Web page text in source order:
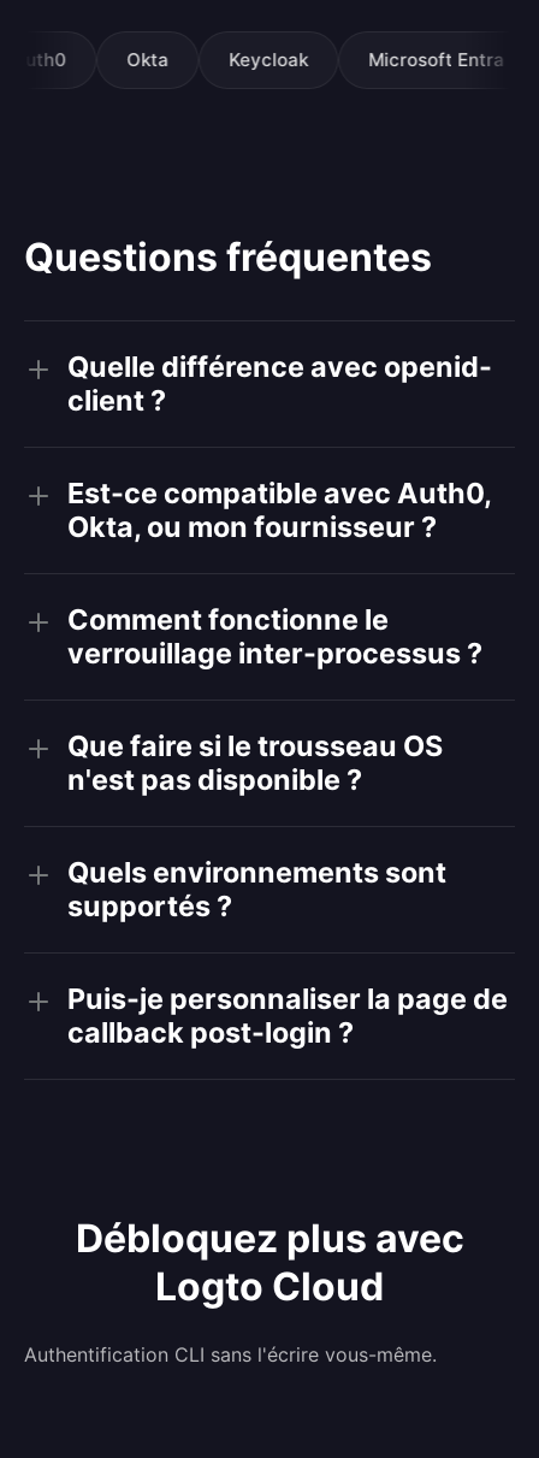
Keycloak Microsoft Entra
Questions fréquentes
Quelle différence avec openid-
client ?
Est-ce compatible avec Auth0,
Okta, ou mon fournisseur ?
Comment fonctionne le
verrouillage inter-processus ?
Que faire si le trousseau OS
n'est pas disponible ?
Quels environnements sont
supportés ?
Puis-je personnaliser la page de
callback post-login ?
Débloquez plus avec
Logto Cloud
Authentification CLI sans l'écrire vous-même.